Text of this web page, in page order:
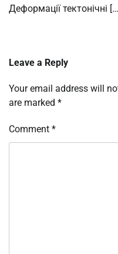
Деформації тектонічні
Leave a Reply
Your email address will
are marked *
Comment *